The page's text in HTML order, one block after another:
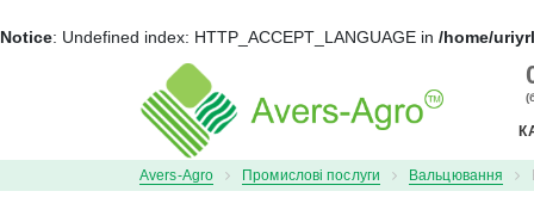
Notice: Undefined index: HTTP_ACCEPT_LANGUAGE in /home/
Avers-Agro Промислові послуги Вальцювання